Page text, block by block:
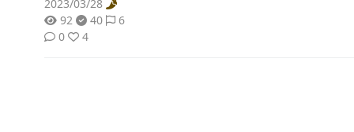
2023/03/28
92
40
6
0
4